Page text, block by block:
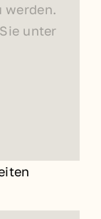
werden.
unter